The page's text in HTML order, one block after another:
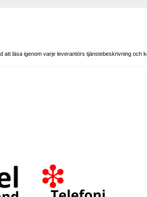
läsa igenom varje leverantörs tjänstebeskrivning och